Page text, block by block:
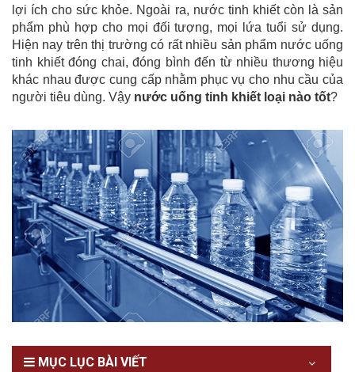
lợi ích cho sức khỏe. Ngoài ra, nước tinh khiết còn là sản
phẩm phù hợp cho mọi đối tượng, mọi lứa tuổi sử dụng.
Hiện nay trên thị trường có rất nhiều sản phẩm nước uống
tinh khiết đóng chai, đóng bình đến từ nhiều thương hiệu
khác nhau được cung cấp nhằm phục vụ cho nhu cầu của
người tiêu dùng. Vậy nước uống tinh khiết loại nào tốt?
MỤC LỤC BÀI VIẾT